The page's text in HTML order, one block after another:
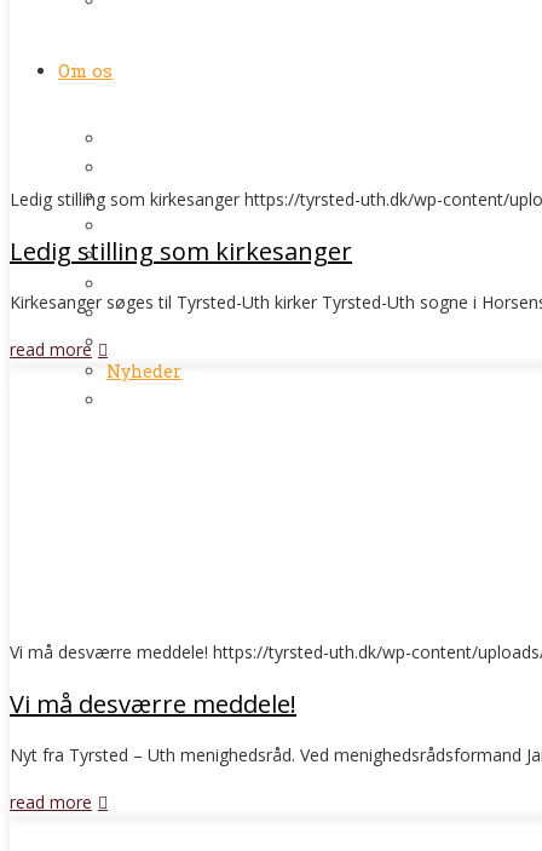
Om os
Kirketjenere
Organister
Kirkeværge
Nyheder
Ledig stilling som kirkesanger https://tyrsted-uth.dk/wp-content/
Ledig stilling som kirkesanger
Kirkesanger søges til Tyrsted-Uth kirker Tyrsted-Uth sogne i
read more
Vi må desværre meddele! https://tyrsted-uth.dk/wp-content/
Vi må desværre meddele!
Nyt fra Tyrsted – Uth menighedsråd. Ved
read more